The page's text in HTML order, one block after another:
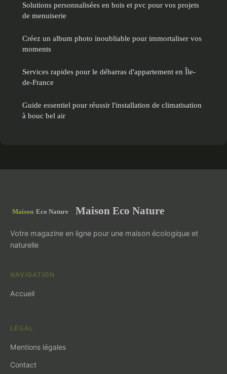
Solutions personnalisées en bois et pvc pour vos projets
de menuiserie
Créez un album photo inoubliable pour immortaliser vos
moments
Services rapides pour le débarras d'appartement en Île-
de-France
Guide essentiel pour réussir l'installation de climatisation
à bouc bel air
Maison Eco Nature
Votre magazine en ligne pour une maison écologique et
naturelle
NAVIGATION
Accueil
LÉGAL
Mentions légales
Contact